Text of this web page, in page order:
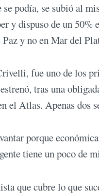
se podía, se subió al
y dispuso de un 50%
y no en Mar del
fue uno de los
tras una
el Atlas. Apenas dos
porque
tiene un poco de
que cubre lo que